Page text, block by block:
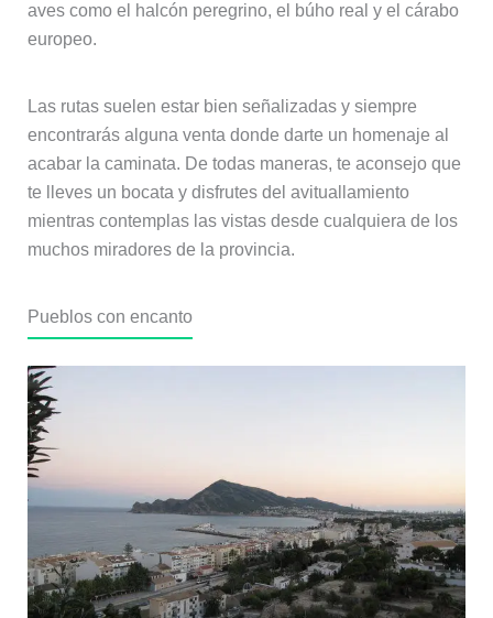
aves como el halcón peregrino, el búho real y el cárabo
europeo.
Las rutas suelen estar bien señalizadas y siempre
encontrarás alguna venta donde darte un homenaje al
acabar la caminata. De todas maneras, te aconsejo que
te lleves un bocata y disfrutes del avituallamiento
mientras contemplas las vistas desde cualquiera de los
muchos miradores de la provincia.
Pueblos con encanto